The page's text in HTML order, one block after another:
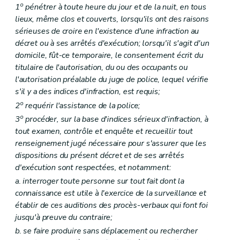
1o pénétrer à toute heure du jour et de la nuit, en tous
lieux, même clos et couverts, lorsqu'ils ont des raisons
sérieuses de croire en l'existence d'une infraction au
décret ou à ses arrêtés d'exécution; lorsqu'il s'agit d'un
domicile, fût-ce temporaire, le consentement écrit du
titulaire de l'autorisation, du ou des occupants ou
l'autorisation préalable du juge de police, lequel vérifie
s'il y a des indices d'infraction, est requis;
2o requérir l'assistance de la police;
3o procéder, sur la base d'indices sérieux d'infraction, à
tout examen, contrôle et enquête et recueillir tout
renseignement jugé nécessaire pour s'assurer que les
dispositions du présent décret et de ses arrêtés
d'exécution sont respectées, et notamment:
a. interroger toute personne sur tout fait dont la
connaissance est utile à l'exercice de la surveillance et
établir de ces auditions des procès-verbaux qui font foi
jusqu'à preuve du contraire;
b. se faire produire sans déplacement ou rechercher